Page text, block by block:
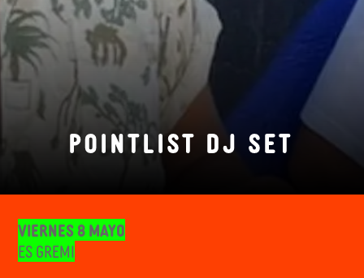
POINTLIST DJ SET
Viernes 8 mayo
Es Gremi